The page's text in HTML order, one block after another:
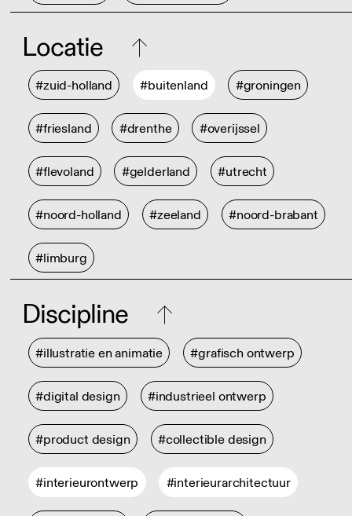
Locatie
#zuid-holland #buitenland #groningen
#friesland #drenthe #overijssel
#flevoland #gelderland #utrecht
#noord-holland #zeeland #noord-brabant
#limburg
Discipline
#illustratie en animatie #grafisch ontwerp
#digital design #industrieel ontwerp
#product design #collectible design
#interieurontwerp #interieurarchitectuur